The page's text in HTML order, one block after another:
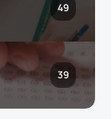
49
39